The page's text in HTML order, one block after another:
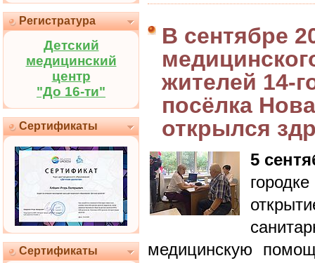
Регистратура
Детский
медицинский
центр
"До 16-ти"
Сертификаты
Сертификаты
В сентябре
жителей 14-
посёлка
открылся
5
медицинскую